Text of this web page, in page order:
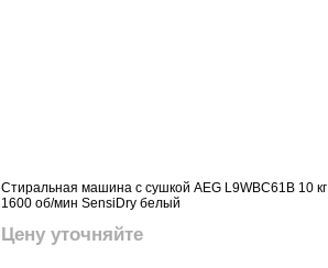
Стиральная машина с сушкой AEG L9WBC61B 10 кг
1600 об/мин SensiDry белый
Цену уточняйте